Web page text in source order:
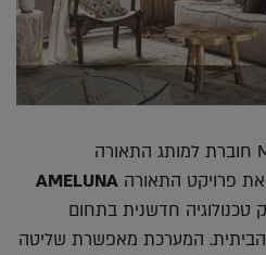
חברת הרכב Mercedes Benz חוברת למותג התאורה
AMELUNA
חדשנית בתחום
הביתית. המערכת מאפשרת שליטה